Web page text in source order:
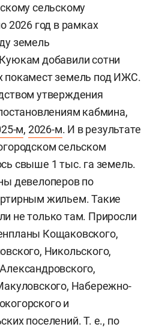
сельскому
2026 год в рамках
земель
добавили сотни
покамест земель под ИЖС.
утверждения
кабмина,
м, 2026-м. И в результате
сельском
свыше 1 тыс. га земель.
девелоперов по
жильем. Такие
не только там. Приросли
Кощаковского,
Никольского,
Набережно-
и
поселений. Т. е., по